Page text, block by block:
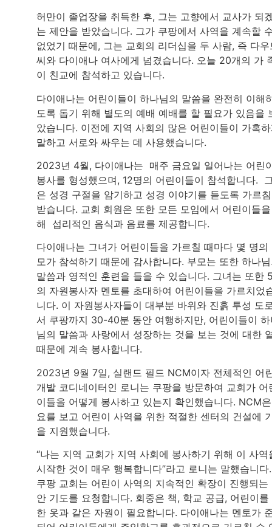
허만이 졸업장을 취득한 후, 그는 고향에서 교사가 되
는 제안을 받았습니다. 그가 쿠팡에서 사역을 계속할
없었기 때문에, 그는 교회의 리더십을 두 사람, 즉 다우
씨와 다이애나 여사에게 넘겼습니다. 오늘 20개의 가
이 친교에 참석하고 있습니다.
다이애나는 어린이들이 하나님의 말씀을 완전히 이해
도록 돕기 위해 별도의 예배 예배를 할 필요가 있음을
았습니다. 이전에 지역 사회의 많은 어린이들이 가혹
말하고 서로와 싸우는 데 사용했습니다.
2023년 4월, 다이애나는 매주 금요일 일어나는 어린
봉사를 형성했으며, 12명의 어린이들이 참석합니다.
은 성경 구절을 암기하고 성경 이야기를 듣도록 가르
받습니다. 교회 회원은 또한 모든 모임에서 어린이들
해 섭리적인 음식과 음료를 제공합니다.
다이애나는 그녀가 어린이들을 가르칠 때마다 몇 명의
모가 참석하기 때문에 감사합니다. 부모는 또한 하나
말씀과 영적인 훈련을 들을 수 있습니다. 그녀는 또한
의 자원봉사자 멘토를 초대하여 어린이들을 가르치었
니다. 이 자원봉사자들이 대부분 바위와 진흙 투성 도
서 쿠팡까지 30-40분 동안 여행하지만, 어린이들이
님의 말씀과 사랑에서 성장하는 것을 보는 것에 대한
때문에 계속 봉사합니다.
2023년 9월 7일, 실랜드 필드 NCM이자 전체적인 어
개발 코디네이터인 로니는 쿠팡을 방문하여 교회가 어
이들을 어떻게 봉사하고 있는지 확인했습니다. NCM
요를 보고 어린이 사역을 위한 적절한 센터의 건설에
을 지원했습니다.
“나는 지역 교회가 지역 사회에 봉사하기 위해 이 사역
시작한 것이 매우 행복합니다”라고 로니는 말했습니다.
쿠팡 교회는 어린이 사역의 지속적인 확장이 진행되는
안 기도를 요청합니다. 회중은 책, 학교 공급, 어린이를
한 옷과 같은 자원이 필요합니다. 다이애나는 멘토가